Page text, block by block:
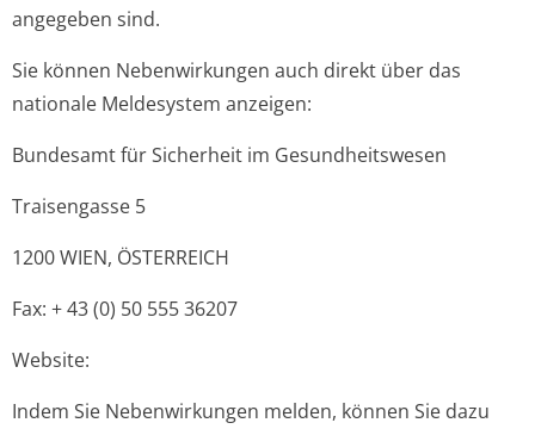
angegeben sind.
Sie können Nebenwirkungen auch direkt über das
nationale Meldesystem anzeigen:
Bundesamt für Sicherheit im Gesundheitswesen
Traisengasse 5
1200 WIEN, ÖSTERREICH
Fax: + 43 (0) 50 555 36207
Website:
Indem Sie Nebenwirkungen melden, können Sie dazu